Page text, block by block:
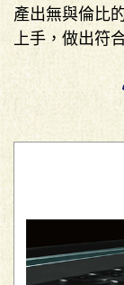
產出無與倫比
上手，做出符